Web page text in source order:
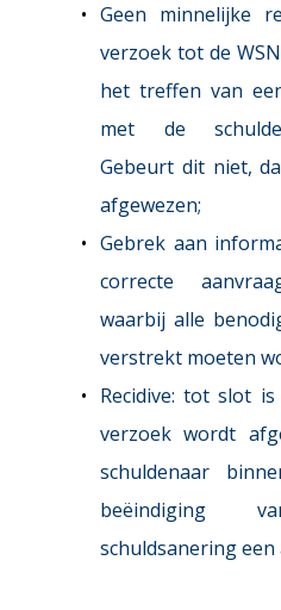
Geen minnelijke
verzoek tot de
het treffen van
met de
Gebeurt dit niet,
afgewezen;
Gebrek aan
correcte
waarbij alle
verstrekt moeten
Recidive: tot slot is
verzoek wordt
schuldenaar
beëindiging
schuldsanering een